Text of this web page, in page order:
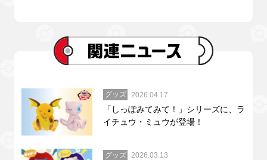
グッズ 2026.04.17
「しっぽみてみて！」シリーズに、ラ
イチュウ・ミュウが登場！
グッズ 2026.03.13